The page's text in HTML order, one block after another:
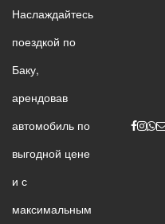
Наслаждайтесь
поездкой по
Баку,
арендовав
автомобиль по
выгодной цене
и с
максимальным